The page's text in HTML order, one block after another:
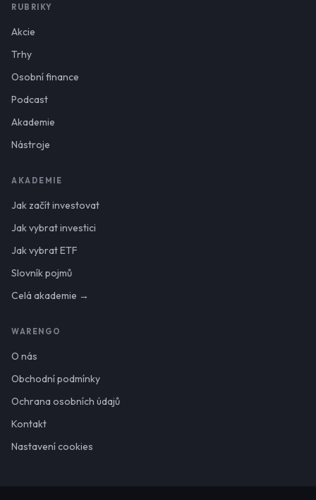
RUBRIKY
Akcie
Trhy
Osobní finance
Podcast
Akademie
Nástroje
AKADEMIE
Jak začít investovat
Jak vybrat investici
Jak vybrat ETF
Slovník pojmů
Celá akademie →
WARENGO
O nás
Obchodní podmínky
Ochrana osobních údajů
Kontakt
Nastavení cookies